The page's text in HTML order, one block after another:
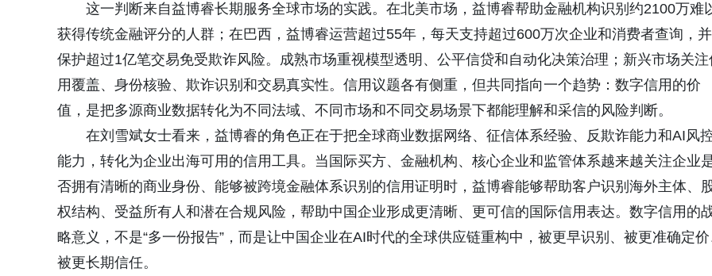
这一判断来自益博睿长期服务全球市场的实践。在北美市场，益博睿帮助金融机构识别约2100万难
获得传统金融评分的人群；在巴西，益博睿运营超过55年，每天支持超过600万次企业和消费者查询，并
保护超过1亿笔交易免受欺诈风险。成熟市场重视模型透明、公平信贷和自动化决策治理；新兴市场关注
用覆盖、身份核验、欺诈识别和交易真实性。信用议题各有侧重，但共同指向一个趋势：数字信用的价
值，是把多源商业数据转化为不同法域、不同市场和不同交易场景下都能理解和采信的风险判断。
在刘雪斌女士看来，益博睿的角色正在于把全球商业数据网络、征信体系经验、反欺诈能力和AI风
能力，转化为企业出海可用的信用工具。当国际买方、金融机构、核心企业和监管体系越来越关注企业
否拥有清晰的商业身份、能够被跨境金融体系识别的信用证明时，益博睿能够帮助客户识别海外主体、
权结构、受益所有人和潜在合规风险，帮助中国企业形成更清晰、更可信的国际信用表达。数字信用的
略意义，不是“多一份报告”，而是让中国企业在AI时代的全球供应链重构中，被更早识别、被更准确定价
被更长期信任。